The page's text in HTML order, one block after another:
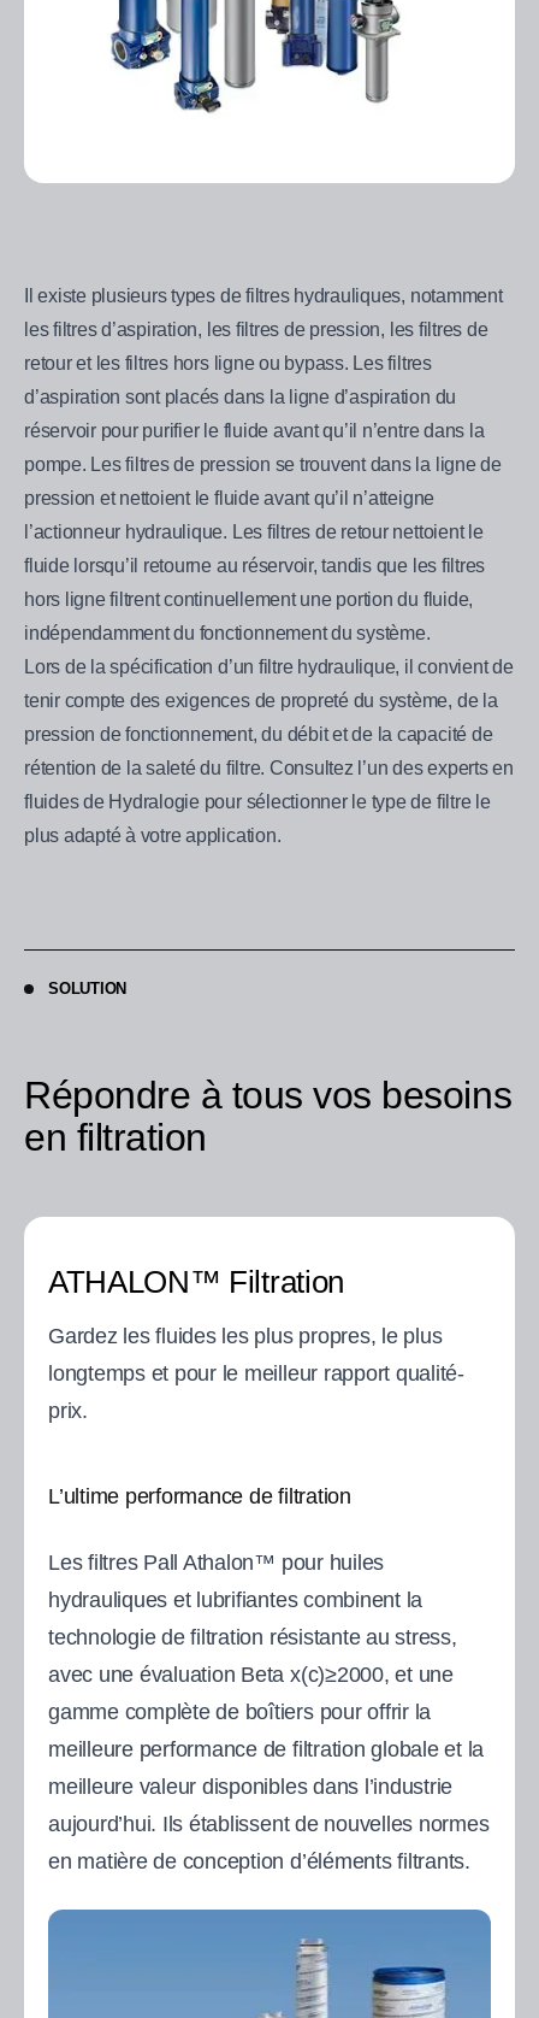
Il existe plusieurs types de filtres hydrauliques, notamment
les filtres d’aspiration, les filtres de pression, les filtres de
retour et les filtres hors ligne ou bypass. Les filtres
d’aspiration sont placés dans la ligne d’aspiration du
réservoir pour purifier le fluide avant qu’il n’entre dans la
pompe. Les filtres de pression se trouvent dans la ligne de
pression et nettoient le fluide avant qu’il n’atteigne
l’actionneur hydraulique. Les filtres de retour nettoient le
fluide lorsqu’il retourne au réservoir, tandis que les filtres
hors ligne filtrent continuellement une portion du fluide,
indépendamment du fonctionnement du système.
Lors de la spécification d’un filtre hydraulique, il convient de
tenir compte des exigences de propreté du système, de la
pression de fonctionnement, du débit et de la capacité de
rétention de la saleté du filtre. Consultez l’un des experts en
fluides de Hydralogie pour sélectionner le type de filtre le
plus adapté à votre application.
SOLUTION
Répondre à tous vos besoins
en filtration
ATHALON™ Filtration
Gardez les fluides les plus propres, le plus
longtemps et pour le meilleur rapport qualité-
prix.
L’ultime performance de filtration
Les filtres Pall Athalon™ pour huiles
hydrauliques et lubrifiantes combinent la
technologie de filtration résistante au stress,
avec une évaluation Beta x(c)≥2000, et une
gamme complète de boîtiers pour offrir la
meilleure performance de filtration globale et la
meilleure valeur disponibles dans l’industrie
aujourd’hui. Ils établissent de nouvelles normes
en matière de conception d’éléments filtrants.